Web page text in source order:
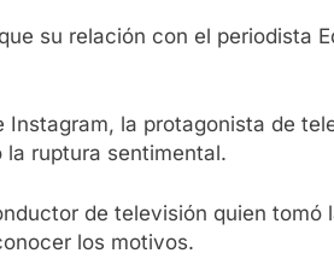
su relación con el periodista
la protagonista de
ruptura sentimental.
de televisión quien tomó
los motivos.